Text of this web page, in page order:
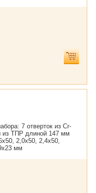
7 отверток из Cr-
из ТПР длиной 147 мм
2,0x50, 2,4x50,
мм